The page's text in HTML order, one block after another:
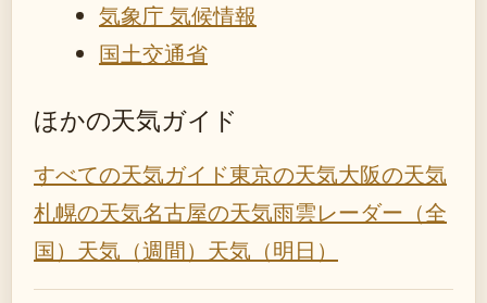
気象庁 気候情報
国土交通省
ほかの天気ガイド
すべての天気ガイド東京の天気大阪の天気
札幌の天気名古屋の天気雨雲レーダー（全
国） 天気（週間） 天気（明日）